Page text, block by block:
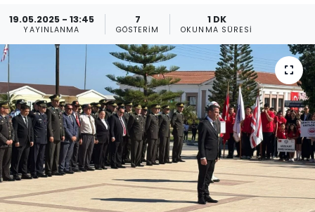
19.05.2025 - 13:45
YAYINLANMA
7
GÖSTERIM
1 DK
OKUNMA SÜRESI
KKTC
KKTC YEREL SEÇİM 2018
Kültür Sanat
Magazin
Moda